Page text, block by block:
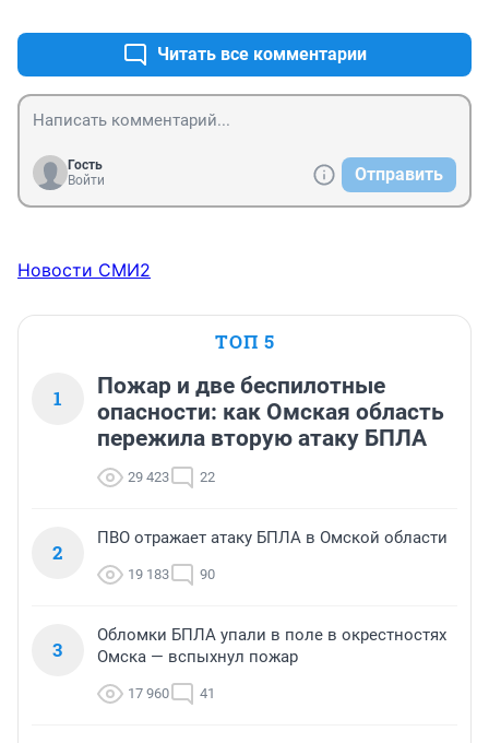
Читать все комментарии
Гость
Войти
Отправить
Новости СМИ2
ТОП 5
1
Пожар и две беспилотные
опасности: как Омская область
пережила вторую атаку БПЛА
29 423 22
2
ПВО отражает атаку БПЛА в Омской области
19 183 90
3
Обломки БПЛА упали в поле в окрестностях
Омска — вспыхнул пожар
17 960 41